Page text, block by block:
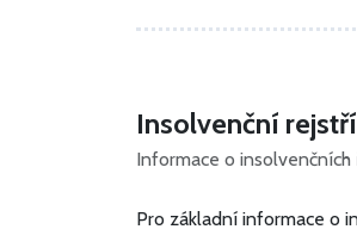
Insolvenční
Informace o
Pro základní informace o